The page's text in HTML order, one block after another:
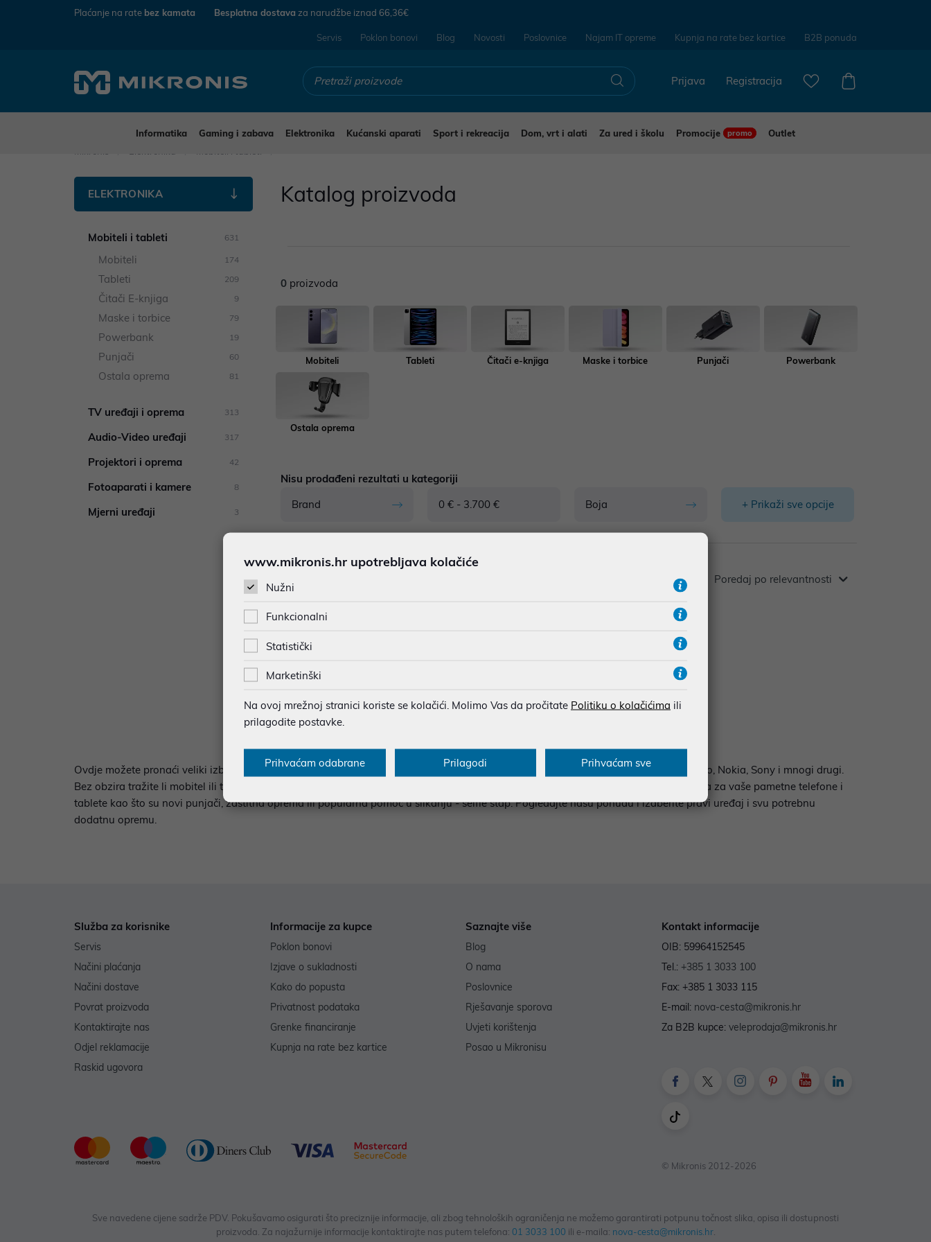
Plaćanje na rate bez kamata Besplatna dostava za narudžbe iznad 66,36€
Servis Poklon bonovi Blog Novosti Poslovnice Najam IT opreme Kupnja na rate bez kartice B2B ponuda
Registracija
Prijava
Informatika Gaming i zabava Elektronika Kućanski aparati Sport i rekreacija Dom, vrt i alati Za ured i školu Promocije promo
Outlet
ELEKTRONIKA
Mobiteli i tableti 631
Mobiteli 174
Tableti 209
Čitači E-knjiga 9
Maske i torbice 79
Powerbank 19
Punjači 60
Ostala oprema 81
TV uređaji i oprema 313
Audio-Video uređaji 317
Projektori i oprema 42
Fotoaparati i kamere 8
Mjerni uređaji 3
Katalog proizvoda
0 proizvoda
Mobiteli Tableti Čitači e-knjiga Maske i torbice Punjači Powerbank
Ostala oprema
Nisu prodađeni rezultati u kategoriji
Brand
0 € - 3.700 € Boja + Prikaži sve opcije
Poredaj po relevantnosti
Ovdje možete pronaći veliki izbor kvalitetnih mobitela i tableta raznih svjetski poznatih proizvođača između kojih su Huawei, Lenovo, Nokia, Sony i mnogi drugi.
Bez obzira tražite li mobitel ili tablet, ovdje ćete sigurno pronaći ono što vam treba! Također možete pronaći vrlo širok izbor dodataka za vaše pametne telefone i
tablete kao što su novi punjači, zaštitna oprema ili popularna pomoć u slikanju - selfie štap. Pogledajte našu ponudu i izaberite pravi uređaj i svu potrebnu
dodatnu opremu.
Služba za korisnike
Servis
Načini plaćanja
Načini dostave
Povrat proizvoda
Kontaktirajte nas
Odjel reklamacije
Raskid ugovora
Informacije za kupce
Poklon bonovi
Izjave o sukladnosti
Kako do popusta
Privatnost podataka
Grenke financiranje
Kupnja na rate bez kartice
Saznajte više
Blog
O nama
Poslovnice
Rješavanje sporova
Uvjeti korištenja
Posao u Mikronisu
Kontakt informacije
OIB: 59964152545
Tel.: +385 1 3033 100
Fax: +385 1 3033 115
E-mail: nova-cesta@mikronis.hr
Za B2B kupce: veleprodaja@mikronis.hr
© Mikronis 2012-2026
Sve navedene cijene sadrže PDV. Pokušavamo osigurati što preciznije informacije, ali zbog tehnoloških ograničenja ne možemo garantirati potpunu točnost slika, opisa ili dostupnosti
proizvoda. Za najažurnije informacije kontaktirajte nas putem telefona: 01 3033 100 ili e-maila: nova-cesta@mikronis.hr.
www.mikronis.hr upotrebljava kolačiće
Nužni
Funkcionalni
Statistički
Marketinški
Na ovoj mrežnoj stranici koriste se kolačići. Molimo Vas da pročitate Politiku o kolačićima ili
prilagodite postavke.
Prihvaćam odabrane Prilagodi Prihvaćam sve